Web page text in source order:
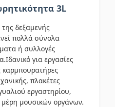
3L
δεξαμενής
πολλά σύνολα
ή συλλογές
για εργασίες
καρμπουρατήρες
πλακέτες
εργαστηρίου,
μέρη μουσικών οργάνων.